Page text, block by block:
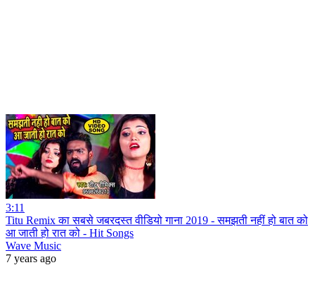
3:11
Titu Remix का सबसे जबरदस्त वीडियो गाना 2019 - समझती नहीं हो बात को
आ जाती हो रात को - Hit Songs
Wave Music
7 years ago